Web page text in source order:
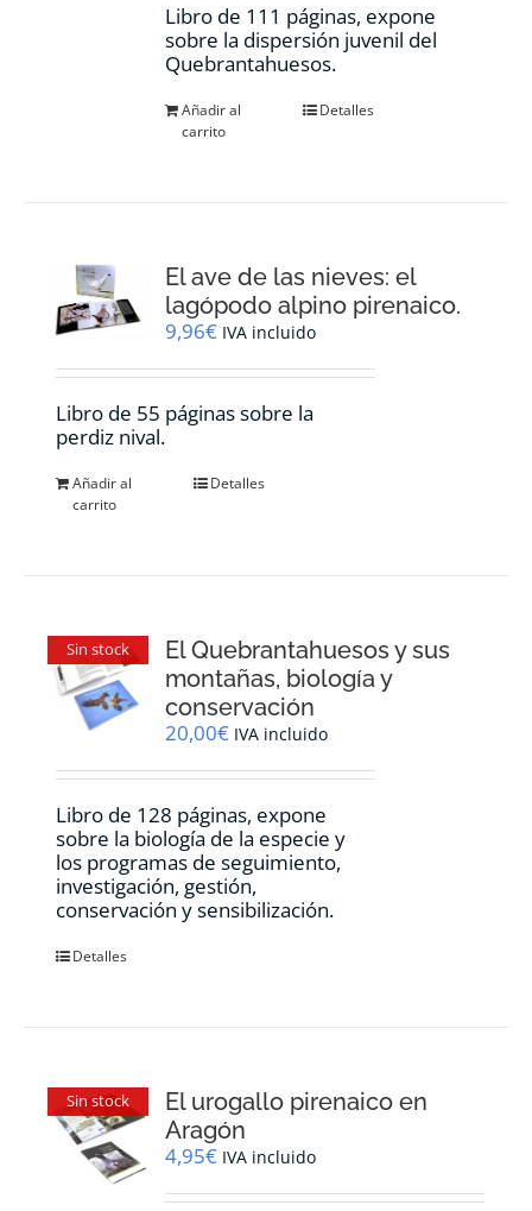
Libro de 111 páginas, expone
sobre la dispersión juvenil del
Quebrantahuesos.
Añadir al
carrito
Detalles
El ave de las nieves: el
lagópodo alpino pirenaico.
9,96€ IVA incluido
Libro de 55 páginas sobre la
perdiz nival.
Añadir al
carrito
Detalles
Sin stock
El Quebrantahuesos y sus
montañas, biología y
conservación
20,00€ IVA incluido
Libro de 128 páginas, expone
sobre la biología de la especie y
los programas de seguimiento,
investigación, gestión,
conservación y sensibilización.
Detalles
Sin stock
El urogallo pirenaico en
Aragón
4,95€ IVA incluido